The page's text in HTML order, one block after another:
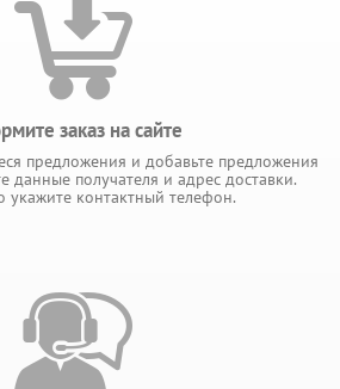
заказ на сайте
предложения и добавьте предложения
данные получателя и адрес доставки.
укажите контактный телефон.